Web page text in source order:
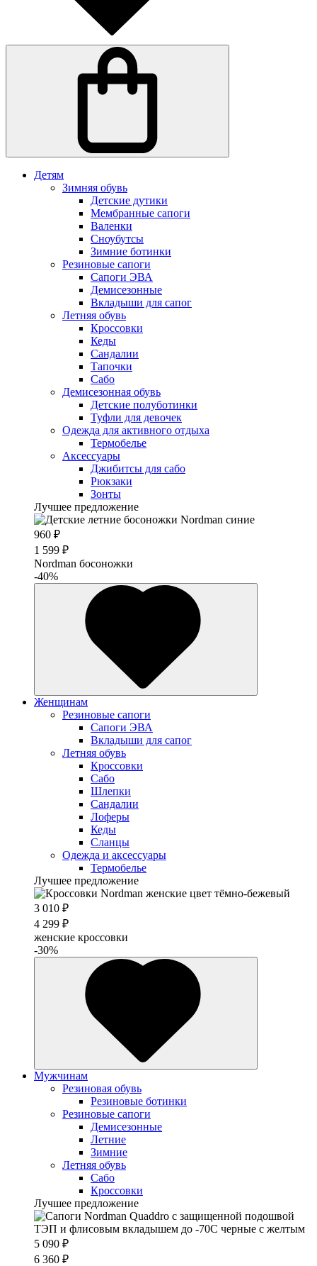
Детям
Зимняя обувь
Детские дутики
Мембранные сапоги
Валенки
Сноубутсы
Зимние ботинки
Резиновые сапоги
Сапоги ЭВА
Демисезонные
Вкладыши для сапог
Летняя обувь
Кроссовки
Кеды
Сандалии
Тапочки
Сабо
Демисезонная обувь
Детские полуботинки
Туфли для девочек
Одежда для активного отдыха
Термобелье
Аксессуары
Джибитсы для сабо
Рюкзаки
Зонты
Лучшее предложение
960 ₽
1 599 ₽
Nordman босоножки
-40%
Женщинам
Резиновые сапоги
Cапоги ЭВА
Вкладыши для сапог
Летняя обувь
Кроссовки
Сабо
Шлепки
Сандалии
Лоферы
Кеды
Сланцы
Одежда и аксессуары
Термобелье
Лучшее предложение
3 010 ₽
4 299 ₽
женские кроссовки
-30%
Мужчинам
Резиновая обувь
Резиновые ботинки
Резиновые сапоги
Демисезонные
Летние
Зимние
Летняя обувь
Сабо
Кроссовки
Лучшее предложение
5 090 ₽
6 360 ₽